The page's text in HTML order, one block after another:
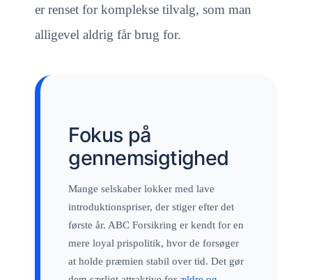
er renset for komplekse tilvalg, som man
alligevel aldrig får brug for.
Fokus på
gennemsigtighed
Mange selskaber lokker med lave
introduktionspriser, der stiger efter det
første år. ABC Forsikring er kendt for en
mere loyal prispolitik, hvor de forsøger
at holde præmien stabil over tid. Det gør